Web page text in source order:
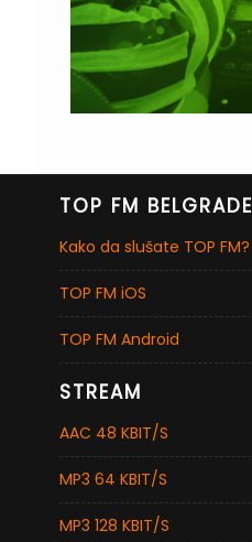
TOP FM BELGRADE
Kako da slušate TOP FM?
TOP FM iOS
TOP FM Android
STREAM
AAC 48 KBIT/S
MP3 64 KBIT/S
MP3 128 KBIT/S